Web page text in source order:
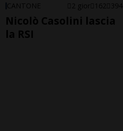
CANTONE 2 gior 162 394
Nicolò Casolini lascia
la RSI